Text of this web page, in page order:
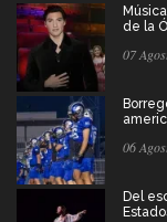
de la
07
06
Del